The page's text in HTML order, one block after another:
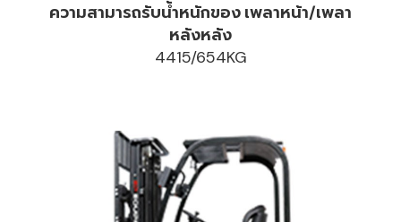
ความสามารถรับน้ำหนักของ เพลาหน้า/เพลา
หลังหลัง
4415/654KG